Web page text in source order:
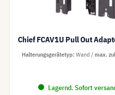
Chief FCAV1U Pull Out
Lagernd. Sofort
Halterungsgerätetyp Wand max.